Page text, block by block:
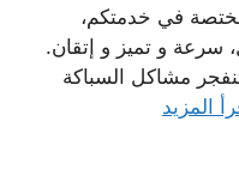
في خدمتكم،
سرعة و تميز و إتقان.
مشاكل السباكة
المزيد